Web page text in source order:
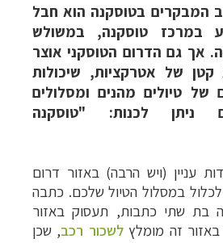
המבקרים בטוסקנה הוא חבל
במרכז טוסקנה, במשולש
אך גם הדרום הטוסקני אוצר
של אטרקציות, שיכולות
טיולים מהנים ומסלולים
ניתן לכנות: "טוסקנה
עניין (ויש הרבה) באזור דרום
במסלול הטיול שלכם. כתבה
בת שתי כתבות, תעסוק באזור
זה מומלץלשכור רכב, שכן